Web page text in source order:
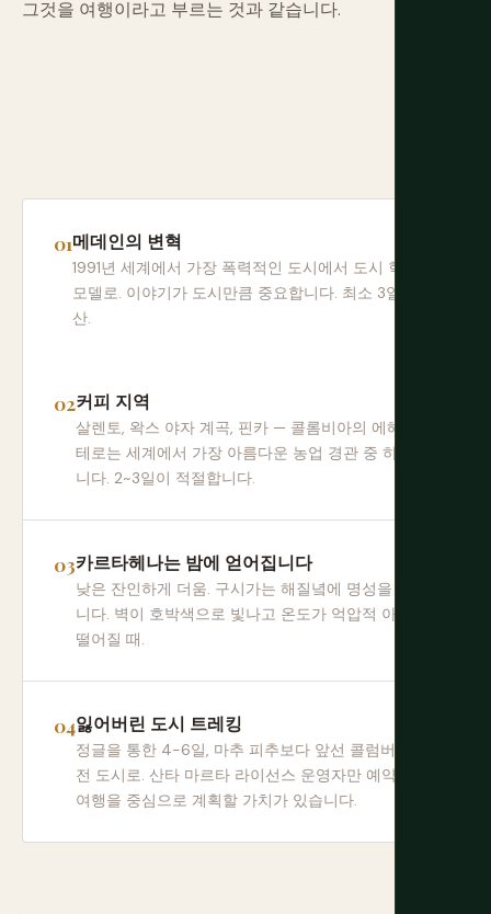
그것을 여행이라고 부르는 것과 같습니다.
메데인의 변혁
1991년 세계에서 가장 폭력적인 도시에서 도시 혁신
모델로. 이야기가 도시만큼 중요합니다. 최소 3일 예
산.
커피 지역
살렌토, 왁스 야자 계곡, 핀카 — 콜롬비아의 에헤 카페
테로는 세계에서 가장 아름다운 농업 경관 중 하나입
니다. 2~3일이 적절합니다.
카르타헤나는 밤에 얻어집니다
낮은 잔인하게 더움. 구시가는 해질녘에 명성을 얻습
니다. 벽이 호박색으로 빛나고 온도가 억압적 아래로
떨어질 때.
잃어버린 도시 트레킹
정글을 통한 4-6일, 마추 피추보다 앞선 콜럼버스 이
전 도시로. 산타 마르타 라이선스 운영자만 예약 가능.
여행을 중심으로 계획할 가치가 있습니다.